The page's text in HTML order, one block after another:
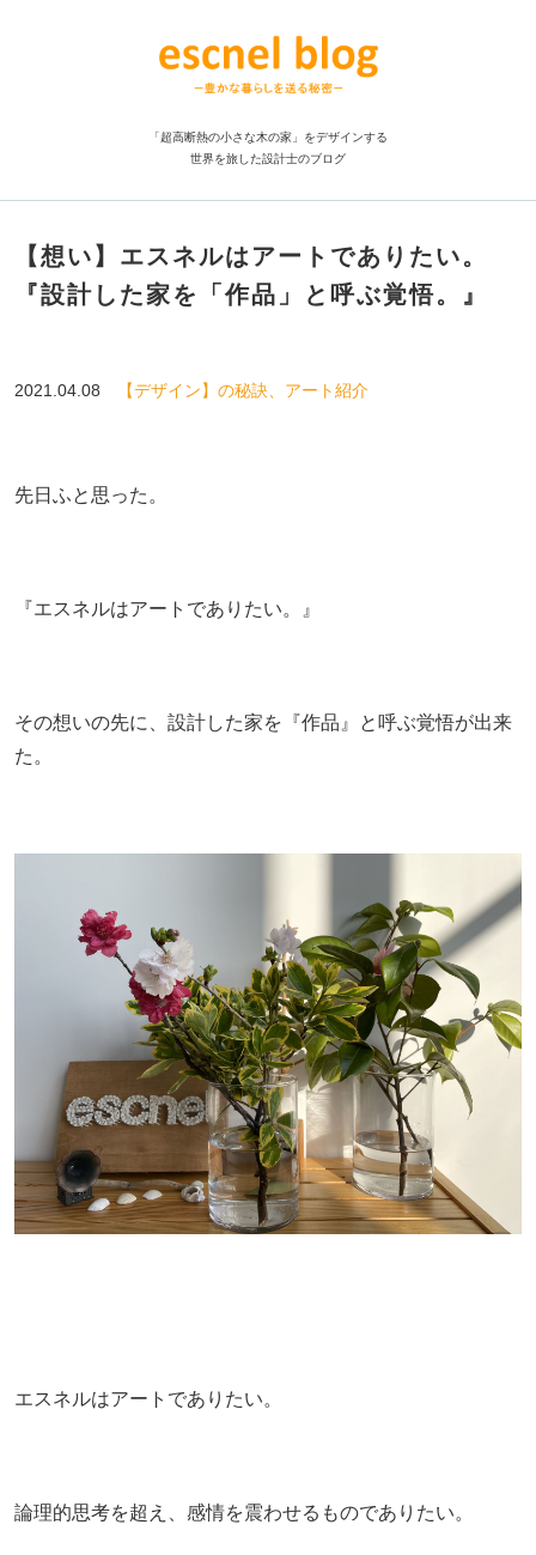
「超高断熱の小さな木の家」をデザインする
世界を旅した設計士のブログ
【想い】エスネルはアートでありたい。
『設計した家を「作品」と呼ぶ覚悟。』
2021.04.08 【デザイン】の秘訣、アート紹介
先日ふと思った。
『エスネルはアートでありたい。』
その想いの先に、設計した家を『作品』と呼ぶ覚悟が出来
た。
エスネルはアートでありたい。
論理的思考を超え、感情を震わせるものでありたい。